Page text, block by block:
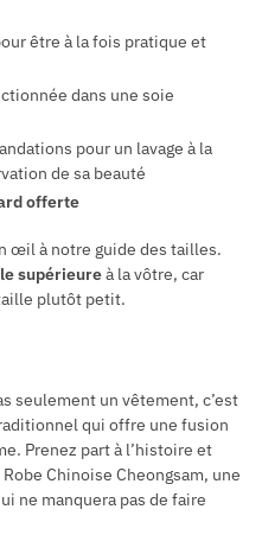
être à la fois pratique et
dans une soie
pour un lavage à la
de sa beauté
offerte
œil à notre guide des tailles.
supérieureà la vôtre, car
plutôt petit.
seulement un vêtement, c’est
qui offre une fusion
Prenez part à l’histoire et
Chinoise Cheongsam, une
ne manquera pas de faire